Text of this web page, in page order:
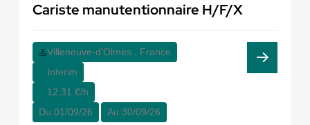
Cariste manutentionnaire H/F/X
Villeneuve-d'Olmes , France
Interim
12,31 €/h
Du:01/09/26 Au:30/09/26